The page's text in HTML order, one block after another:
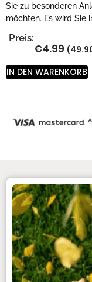
Sie zu besonderen
möchten. Es wird Sie
Preis:
€4.99
IN DEN WARENKORB